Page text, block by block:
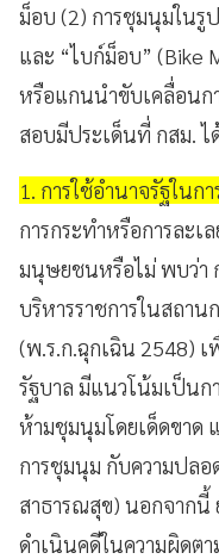
ม็อบ (2) การชุมนุมในรู
และ “ไบก์ม็อบ” (Bike
หรือแกนนำขับเคลื่อนก
สอบมีประเด็นที่ กสม.
1. การใช้อำนาจรัฐใน
การกระทำหรือการละเ
มนุษยชนหรือไม่ พบว่า
บริหารราชการในสถา
(พ.ร.ก.ฉุกเฉิน 2548)
รัฐบาล มีแนวโน้มเป็นก
ห้ามชุมนุมโดยเด็ดขาด
การชุมนุม กับความปลอ
สาธารณสุข) นอกจากนี้
ดำเนินคดีในความผิดต